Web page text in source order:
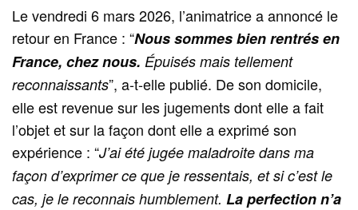
Le vendredi 6 mars 2026, l’animatrice a annoncé le
retour en France : “Nous sommes bien rentrés en
France, chez nous. Épuisés mais tellement
reconnaissants”, a-t-elle publié. De son domicile,
elle est revenue sur les jugements dont elle a fait
l’objet et sur la façon dont elle a exprimé son
expérience : “J’ai été jugée maladroite dans ma
façon d’exprimer ce que je ressentais, et si c’est le
cas, je le reconnais humblement. La perfection n’a